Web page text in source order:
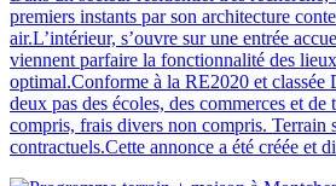
premiers instants par son architecture
air.L’intérieur, s’ouvre sur une entrée
viennent parfaire la fonctionnalité des
optimal.Conforme à la RE2020 et classée
deux pas des écoles, des commerces et
compris, frais divers non compris. Terrain
contractuels.Cette annonce a été créée